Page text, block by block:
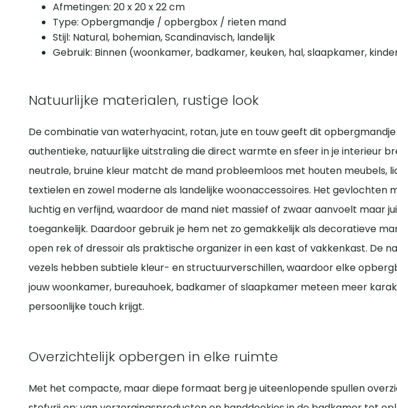
Afmetingen: 20 x 20 x 22 cm
Type: Opbergmandje / opbergbox / rieten mand
Stijl: Natural, bohemian, Scandinavisch, landelijk
Gebruik: Binnen (woonkamer, badkamer, keuken, hal, slaapkamer,
Natuurlijke materialen, rustige look
De combinatie van waterhyacint, rotan, jute en touw geeft dit
authentieke, natuurlijke uitstraling die direct warmte en sfeer in je interieur
neutrale, bruine kleur matcht de mand probleemloos met houten meubels,
textielen en zowel moderne als landelijke woonaccessoires. Het gevlochten
luchtig en verfijnd, waardoor de mand niet massief of zwaar aanvoelt maar
toegankelijk. Daardoor gebruik je hem net zo gemakkelijk als decoratieve
open rek of dressoir als praktische organizer in een kast of vakkenkast. De
vezels hebben subtiele kleur- en structuurverschillen, waardoor elke
jouw woonkamer, bureauhoek, badkamer of slaapkamer meteen meer
persoonlijke touch krijgt.
Overzichtelijk opbergen in elke ruimte
Met het compacte, maar diepe formaat berg je uiteenlopende spullen